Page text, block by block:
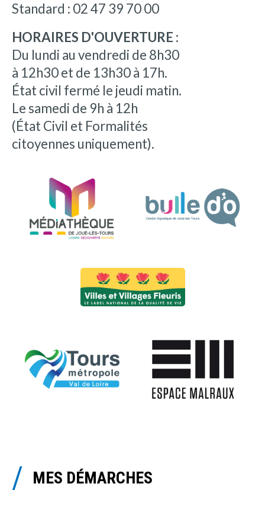
Standard : 02 47 39 70 00
HORAIRES D'OUVERTURE :
Du lundi au vendredi de 8h30
à 12h30 et de 13h30 à 17h.
État civil fermé le jeudi matin.
Le samedi de 9h à 12h
(État Civil et Formalités
citoyennes uniquement).
MES DÉMARCHES